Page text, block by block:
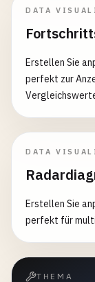
DATA
Erstellen Sie
perfekt zur
DATA
Erstellen Sie
perfekt für
THEMA